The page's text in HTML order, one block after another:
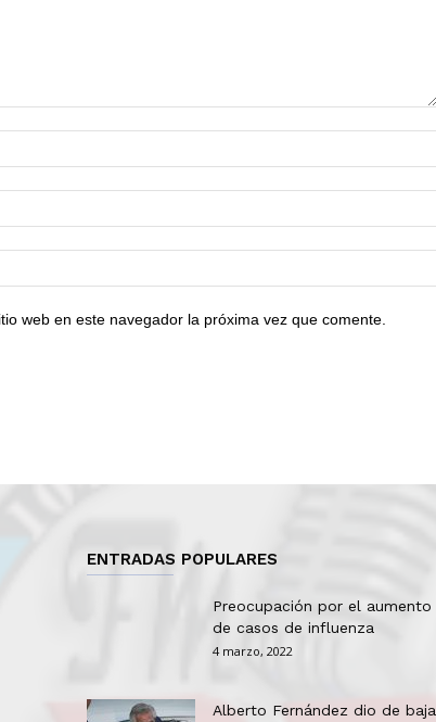
web en este navegador la próxima vez que comente.
ENTRADAS POPULARES
Preocupación por el aumento
de casos de influenza
4 marzo, 2022
Alberto Fernández dio de baja